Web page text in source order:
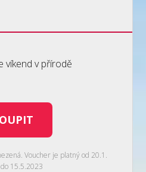
víkend v přírodě
Voucher je platný od 20.1.
15.5.2023